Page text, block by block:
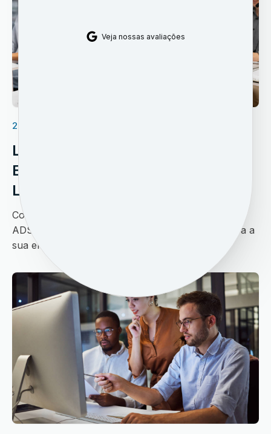
27/07/2023
LINK DEDICADO E ADSL:
ENTENDA AS DIFERENÇAS EM
LEM
Conheça todos os detalhes sobre Link dedicado e
ADSL e saiba como escolher a melhor opção para a
sua empresa em LEM...
Veja nossas avaliações